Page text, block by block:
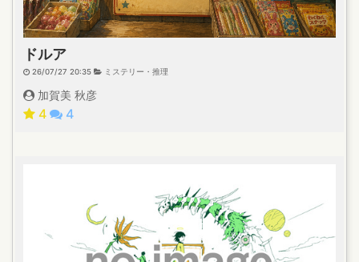
ドルア
26/07/27 20:35 ミステリー・推理
加賀美 秋彦
4 4